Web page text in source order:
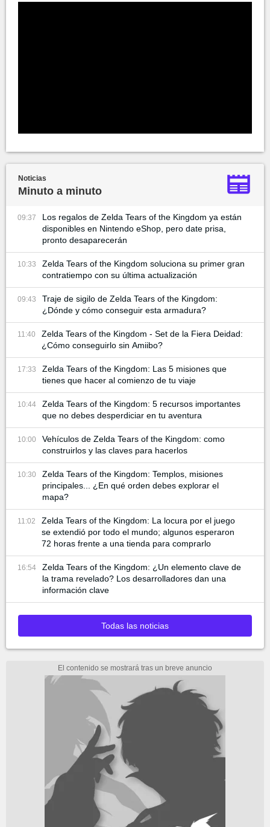
Noticias
Minuto a minuto
09:37
Los regalos de Zelda Tears of the Kingdom ya están
disponibles en Nintendo eShop, pero date prisa,
pronto desaparecerán
10:33
Zelda Tears of the Kingdom soluciona su primer gran
contratiempo con su última actualización
09:43
Traje de sigilo de Zelda Tears of the Kingdom:
¿Dónde y cómo conseguir esta armadura?
11:40
Zelda Tears of the Kingdom - Set de la Fiera Deidad:
¿Cómo conseguirlo sin Amiibo?
17:33
Zelda Tears of the Kingdom: Las 5 misiones que
tienes que hacer al comienzo de tu viaje
10:44
Zelda Tears of the Kingdom: 5 recursos importantes
que no debes desperdiciar en tu aventura
10:00
Vehículos de Zelda Tears of the Kingdom: como
construirlos y las claves para hacerlos
10:30
Zelda Tears of the Kingdom: Templos, misiones
principales... ¿En qué orden debes explorar el
mapa?
11:02
Zelda Tears of the Kingdom: La locura por el juego
se extendió por todo el mundo; algunos esperaron
72 horas frente a una tienda para comprarlo
16:54
Zelda Tears of the Kingdom: ¿Un elemento clave de
la trama revelado? Los desarrolladores dan una
información clave
Todas las noticias